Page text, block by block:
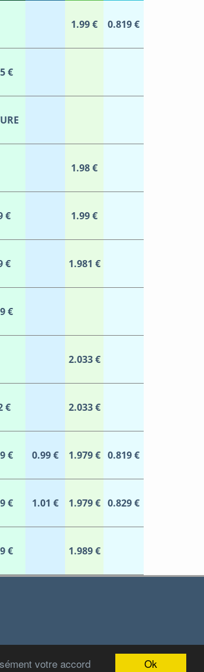
Ok
votre accord
1.99 € 0.819 €
€
1.98 €
€ 1.99 €
€ 1.981 €
€
2.033 €
€ 2.033 €
€ 0.99 € 1.979 € 0.819 €
€ 1.01 € 1.979 € 0.829 €
€ 1.989 €
/ v5.0.0 (29/06/2022)